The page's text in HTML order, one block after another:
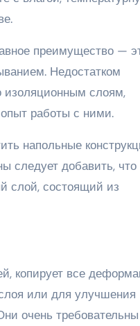
преимущество —
Недостатком
изоляционным слоям,
работы с ними.
напольные
следует добавить, что
слой, состоящий из
копирует все
или для улучшения
очень требовательны